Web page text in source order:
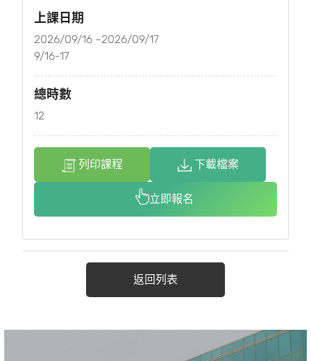
上課日期
2026/09/16 ~2026/09/17
9/16-17
總時數
12
列印課程 下載檔案
立即報名
返回列表